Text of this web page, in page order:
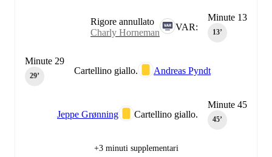
Minute 13
13‎’‎
VAR:
Rigore annullato
Charly Horneman
Cartellino giallo. Andreas Pyndt
Minute 29
29‎’‎
Minute 45
45‎’‎
Cartellino giallo.
Jeppe Grønning
+3 minuti supplementari